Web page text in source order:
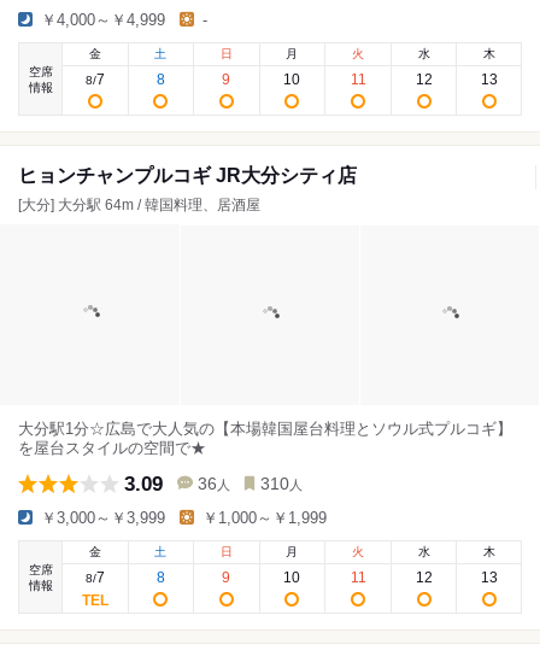
￥4,000～￥4,999 -
空席
情報
金
8/7
土
8
日
9
月
10
火
11
水
12
木
13
ヒョンチャンプルコギ JR大分シティ店
[大分] 大分駅 64m / 韓国料理、居酒屋
大分駅1分☆広島で大人気の【本場韓国屋台料理とソウル式プルコギ】
を屋台スタイルの空間で★
3.09 36 人 310 人
￥3,000～￥3,999 ￥1,000～￥1,999
空席
情報
金
8/7
土
8
日
9
月
10
火
11
水
12
木
13